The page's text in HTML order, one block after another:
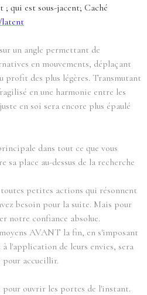
qui est sous-jacent; Caché
un angle permettant de
en mouvements, déplaçant
profit des plus légères. Transmutant
en une harmonie entre les
en soi sera encore plus épaulé
dans tout ce que vous
sa place au-dessus de la recherche
petites actions qui résonnent
besoin pour la suite. Mais pour
notre confiance absolue.
AVANT la fin, en s'imposant
l'application de leurs envies, sera
accueillir.
ouvrir les portes de l'instant.